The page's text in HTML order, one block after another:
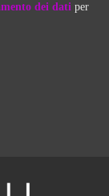
dei dati per